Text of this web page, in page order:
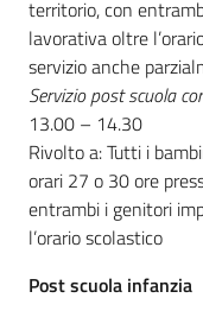
territorio, con
lavorativa oltre
servizio anche
Servizio post scuola
13.00 – 14.30
Rivolto a: Tutti i
orari 27 o 30 ore
entrambi i genitori
l’orario scolastico
Post scuola infanzia